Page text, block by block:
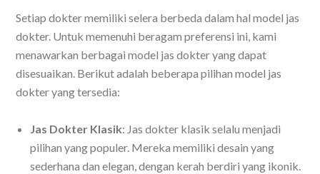
Setiap dokter memiliki selera berbeda dalam hal model jas
dokter. Untuk memenuhi beragam preferensi ini, kami
menawarkan berbagai model jas dokter yang dapat
disesuaikan. Berikut adalah beberapa pilihan model jas
dokter yang tersedia:
Jas Dokter Klasik: Jas dokter klasik selalu menjadi
pilihan yang populer. Mereka memiliki desain yang
sederhana dan elegan, dengan kerah berdiri yang ikonik.